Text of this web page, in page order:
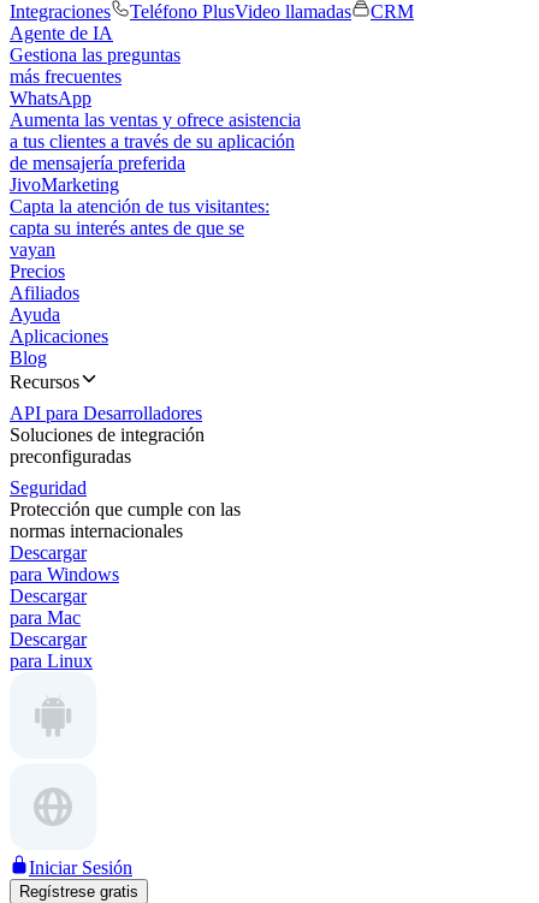
Integraciones
Teléfono PlusVideo llamadas
CRM
Agente de IA
Gestiona las preguntas
más frecuentes
WhatsApp
Aumenta las ventas y ofrece asistencia
a tus clientes a través de su aplicación
de mensajería preferida
JivoMarketing
Capta la atención de tus visitantes:
capta su interés antes de que se
vayan
Precios
Afiliados
Ayuda
Aplicaciones
Blog
Recursos
API para Desarrolladores
Soluciones de integración
preconfiguradas
Seguridad
Protección que cumple con las
normas internacionales
Descargar
para Windows
Descargar
para Mac
Descargar
para Linux
Iniciar Sesión
Regístrese gratis